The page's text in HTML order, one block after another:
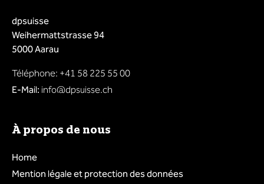
dpsuisse
Weihermattstrasse 94
5000 Aarau
Téléphone: +41 58 225 55 00
E-Mail: info@dpsuisse.ch
À propos de nous
Home
Mention légale et protection des données